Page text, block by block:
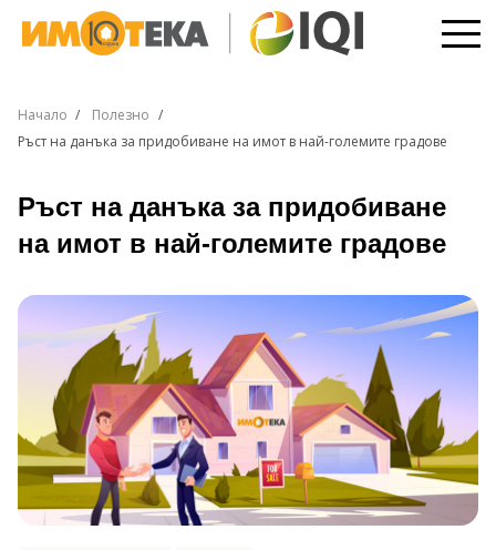
Начало
Полезно
Ръст на данъка за придобиване на имот в най-големите градове
Ръст на данъка за придобиване
на имот в най-големите градове